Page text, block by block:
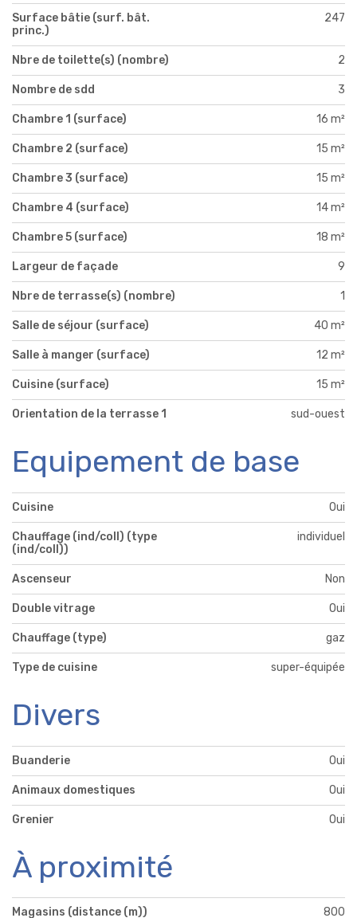
Surface bâtie (surf. bât.
princ.)
247
Nbre de toilette(s) (nombre) 2
Nombre de sdd 3
Chambre 1 (surface) 16 m²
Chambre 2 (surface) 15 m²
Chambre 3 (surface) 15 m²
Chambre 4 (surface) 14 m²
Chambre 5 (surface) 18 m²
Largeur de façade 9
Nbre de terrasse(s) (nombre) 1
Salle de séjour (surface) 40 m²
Salle à manger (surface) 12 m²
Cuisine (surface) 15 m²
Orientation de la terrasse 1 sud-ouest
Equipement de base
Cuisine Oui
Chauffage (ind/coll) (type
(ind/coll))
individuel
Ascenseur Non
Double vitrage Oui
Chauffage (type) gaz
Type de cuisine super-équipée
Divers
Buanderie Oui
Animaux domestiques Oui
Grenier Oui
À proximité
Magasins (distance (m)) 800